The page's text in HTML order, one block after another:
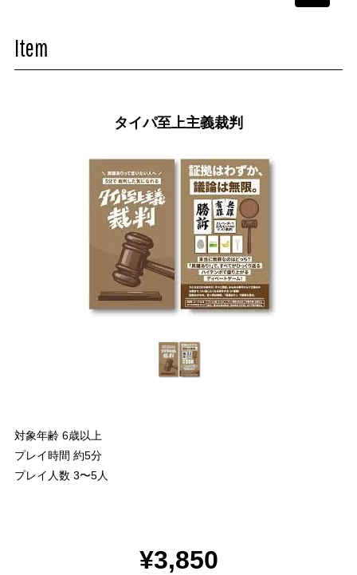
Item
タイパ至上主義裁判
対象年齢 6歳以上
プレイ時間 約5分
プレイ人数 3〜5人
¥3,850